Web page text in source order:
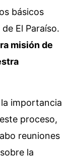
básicos
El Paraíso.
misión de
importancia
proceso,
reuniones
la